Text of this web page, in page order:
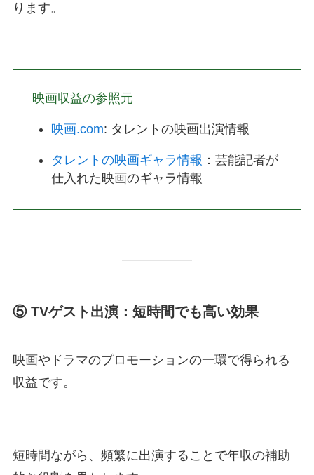
ります。
映画収益の参照元
映画.com: タレントの映画出演情報
タレントの映画ギャラ情報 ：芸能記者が
仕入れた映画のギャラ情報
⑤ TVゲスト出演：短時間でも高い効果
映画やドラマのプロモーションの一環で得られる
収益です。
短時間ながら、頻繁に出演することで年収の補助